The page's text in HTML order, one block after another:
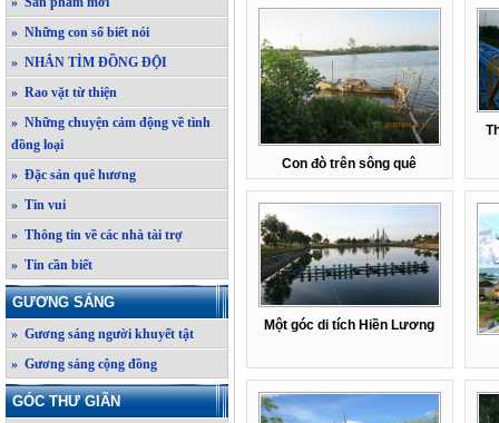
» Những con số biết nói
» NHẮN TÌM ĐỒNG ĐỘI
» Rao vặt từ thiện
» Những chuyện cảm động về tình
đồng loại
» Đặc sản quê hương
» Tin vui
» Thông tin về các nhà tài trợ
» Tin cần biết
GƯƠNG SÁNG
» Gương sáng người khuyết tật
» Gương sáng cộng đồng
GÓC THƯ GIÃN
Con đò trên sông quê
Một góc di tích Hiền Lương